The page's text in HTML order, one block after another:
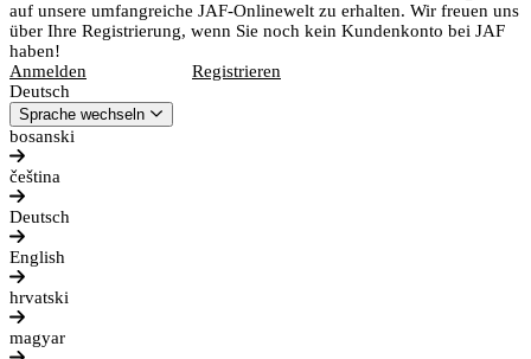
auf unsere umfangreiche JAF-Onlinewelt zu erhalten. Wir freuen uns
über Ihre Registrierung, wenn Sie noch kein Kundenkonto bei JAF
haben!
Anmelden
Registrieren
Deutsch
Sprache wechseln
bosanski
čeština
Deutsch
English
hrvatski
magyar